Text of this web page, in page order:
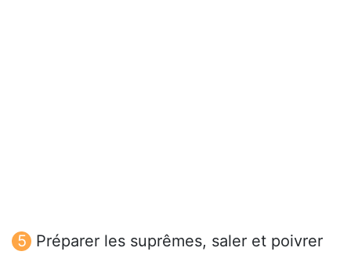
Préparer les suprêmes, saler et poivrer